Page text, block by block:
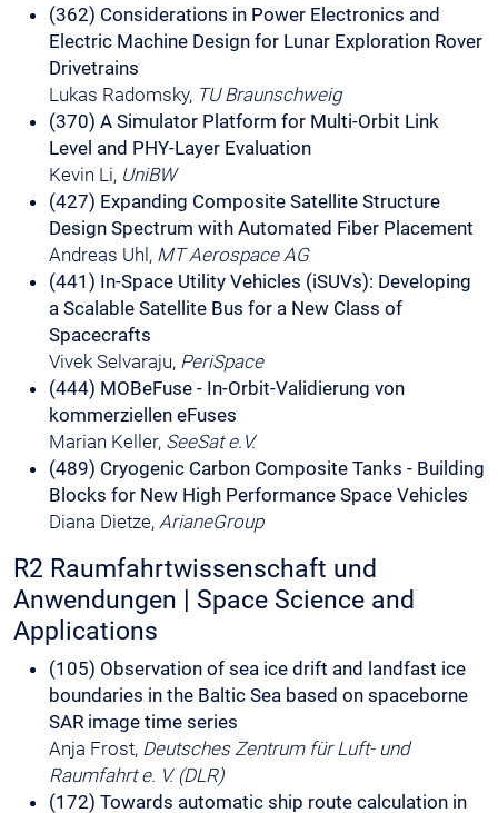
(362) Considerations in Power Electronics and
Electric Machine Design for Lunar Exploration Rover
Drivetrains
Lukas Radomsky, TU Braunschweig
(370) A Simulator Platform for Multi-Orbit Link
Level and PHY-Layer Evaluation
Kevin Li, UniBW
(427) Expanding Composite Satellite Structure
Design Spectrum with Automated Fiber Placement
Andreas Uhl, MT Aerospace AG
(441) In-Space Utility Vehicles (iSUVs): Developing
a Scalable Satellite Bus for a New Class of
Spacecrafts
Vivek Selvaraju, PeriSpace
(444) MOBeFuse - In-Orbit-Validierung von
kommerziellen eFuses
Marian Keller, SeeSat e.V.
(489) Cryogenic Carbon Composite Tanks - Building
Blocks for New High Performance Space Vehicles
Diana Dietze, ArianeGroup
R2 Raumfahrtwissenschaft und
Anwendungen | Space Science and
Applications
(105) Observation of sea ice drift and landfast ice
boundaries in the Baltic Sea based on spaceborne
SAR image time series
Anja Frost, Deutsches Zentrum für Luft- und
Raumfahrt e. V. (DLR)
(172) Towards automatic ship route calculation in